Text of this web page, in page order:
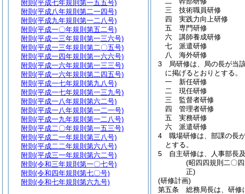
三
技術職員研修
四
実践力向上研修
五
専門研修
六
講師養成研修
七
派遣研修
八
海外研修
3
局研修は、局の長が当
に掲げるとおりとする。
一
新任研修
二
現任研修
三
監督者研修
四
管理者研修
五
実務研修
六
派遣研修
4
職場研修は、部課の長
とする。
5
自主研修は、人事部長
(昭四四規則二〇
正)
(研修計画)
第五条
総務局長は、研修
附則 (平成七年規則第一五五号)
附則 (平成八年規則第二一四号)
附則 (平成九年規則第一二八号)
附則 (平成一〇年規則第五二号)
附則 (平成一三年規則第一三六号)
附則 (平成一三年規則第二〇五号)
附則 (平成一四年規則第一六六号)
附則 (平成一六年規則第一三三号)
附則 (平成一六年規則第二四五号)
附則 (平成一七年規則第九八号)
附則 (平成一七年規則第一三九号)
附則 (平成一八年規則第六二号)
附則 (平成一八年規則第一二一号)
附則 (平成一九年規則第一二八号)
附則 (平成二〇年規則第一五三号)
附則 (平成二一年規則第三八号)
附則 (平成二二年規則第六八号)
附則 (平成三一年規則第六二号)
附則 (令和三年規則第一〇七号)
附則 (令和四年規則第七〇号)
附則 (令和七年規則第六九号)